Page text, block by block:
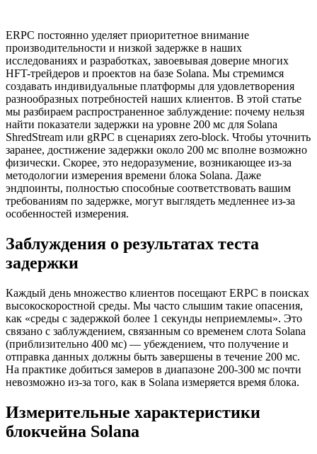
ERPC постоянно уделяет приоритетное внимание
производительности и низкой задержке в наших
исследованиях и разработках, завоевывая доверие многих
HFT-трейдеров и проектов на базе Solana. Мы стремимся
создавать индивидуальные платформы для удовлетворения
разнообразных потребностей наших клиентов. В этой статье
мы разбираем распространенное заблуждение: почему нельзя
найти показатели задержки на уровне 200 мс для Solana
ShredStream или gRPC в сценариях zero-block. Чтобы уточнить
заранее, достижение задержки около 200 мс вполне возможно
физически. Скорее, это недоразумение, возникающее из-за
методологии измерения времени блока Solana. Даже
эндпоинты, полностью способные соответствовать вашим
требованиям по задержке, могут выглядеть медленнее из-за
особенностей измерения.
Заблуждения о результатах теста
задержки
Каждый день множество клиентов посещают ERPC в поисках
высокоскоростной среды. Мы часто слышим такие опасения,
как «среды с задержкой более 1 секунды неприемлемы». Это
связано с заблуждением, связанным со временем слота Solana
(приблизительно 400 мс) — убеждением, что получение и
отправка данных должны быть завершены в течение 200 мс.
На практике добиться замеров в диапазоне 200-300 мс почти
невозможно из-за того, как в Solana измеряется время блока.
Измерительные характеристики
блокчейна Solana